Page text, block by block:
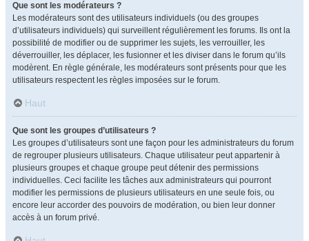
Que sont les modérateurs ?
Les modérateurs sont des utilisateurs individuels (ou des groupes
d’utilisateurs individuels) qui surveillent régulièrement les forums. Ils ont la
possibilité de modifier ou de supprimer les sujets, les verrouiller, les
déverrouiller, les déplacer, les fusionner et les diviser dans le forum qu’ils
modèrent. En règle générale, les modérateurs sont présents pour que les
utilisateurs respectent les règles imposées sur le forum.
Haut
Que sont les groupes d’utilisateurs ?
Les groupes d’utilisateurs sont une façon pour les administrateurs du forum
de regrouper plusieurs utilisateurs. Chaque utilisateur peut appartenir à
plusieurs groupes et chaque groupe peut détenir des permissions
individuelles. Ceci facilite les tâches aux administrateurs qui pourront
modifier les permissions de plusieurs utilisateurs en une seule fois, ou
encore leur accorder des pouvoirs de modération, ou bien leur donner
accès à un forum privé.